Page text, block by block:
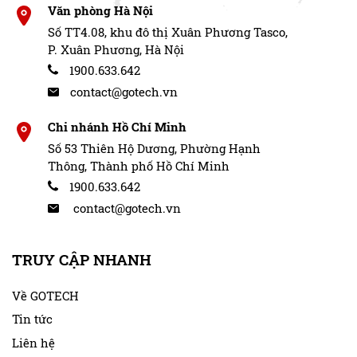
Android Box GOTECH cho xe Toyota Altis 2022-2024 sở hữu
giao diện độc quyền từ Gotech
CÁC VẤN ĐỀ VỀ LẮP ĐẶT
ANDROID BOX GOTECH CHO XE
TOYOTA ALTIS 2022-2024
Văn phòng Hà Nội
Số TT4.08, khu đô thị Xuân Phương Tasco,
P. Xuân Phương, Hà Nội
1900.633.642
contact@gotech.vn
Chi nhánh Hồ Chí Minh
Số 53 Thiên Hộ Dương, Phường Hạnh
Thông, Thành phố Hồ Chí Minh
1900.633.642
contact@gotech.vn
TRUY CẬP NHANH
Về GOTECH
Tin tức
Liên hệ